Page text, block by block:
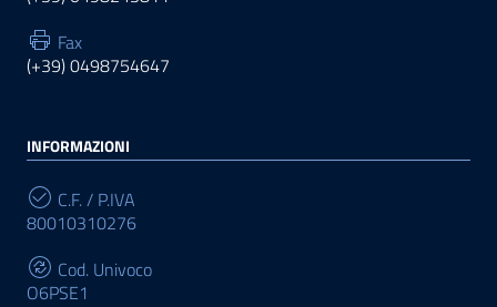
Fax
(+39) 0498754647
INFORMAZIONI
C.F. / P.IVA
80010310276
Cod. Univoco
O6PSE1